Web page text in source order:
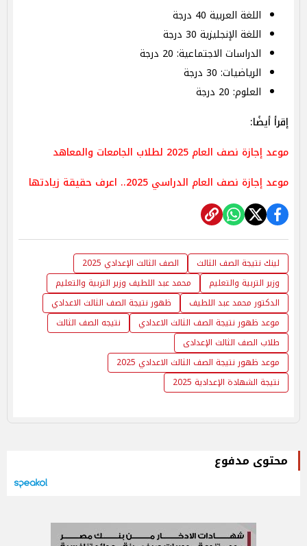
اللغة العربية 40 درجة
اللغة الإنجليزية 30 درجة
الدراسات الاجتماعية: 20 درجة
الرياضيات: 30 درجة
العلوم: 20 درجة
إقرأ أيضًا:
موعد إجازة نصف العام 2025 لطلاب الجامعات والمعاهد
موعد إجازة نصف العام الدراسي 2025.. اعرف حقيقة زيادتها
لينك نتيجة الصف الثالث
الصف الثالث الإعدادي 2025
وزير التربية والتعليم
محمد عبد اللطيف وزير التربية والتعليم
الدكتور محمد عبد اللطيف
ظهور نتيجة الصف الثالث الاعدادي
موعد ظهور نتيجة الصف الثالث الاعدادي
نتيجه الصف الثالث
طلاب الصف الثالث الإعدادى
موعد ظهور نتيجة الصف الثالث الاعدادي 2025
نتيجة الشهادة الإعدادية 2025
محتوى مدفوع